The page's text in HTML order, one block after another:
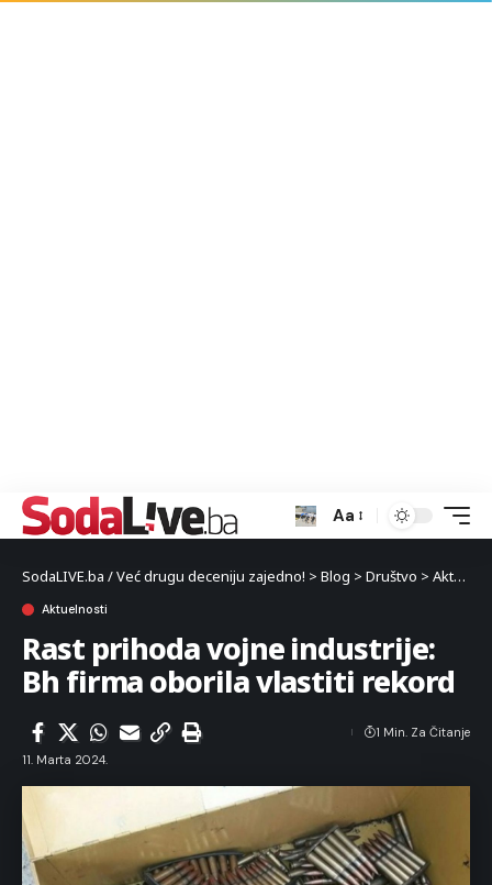
Aa
SodaLIVE.ba / Već drugu deceniju zajedno! > Blog > Društvo > Aktuelnosti
Aktuelnosti
Rast prihoda vojne industrije:
Bh firma oborila vlastiti rekord
11. Marta 2024.
1 Min. Za Čitanje